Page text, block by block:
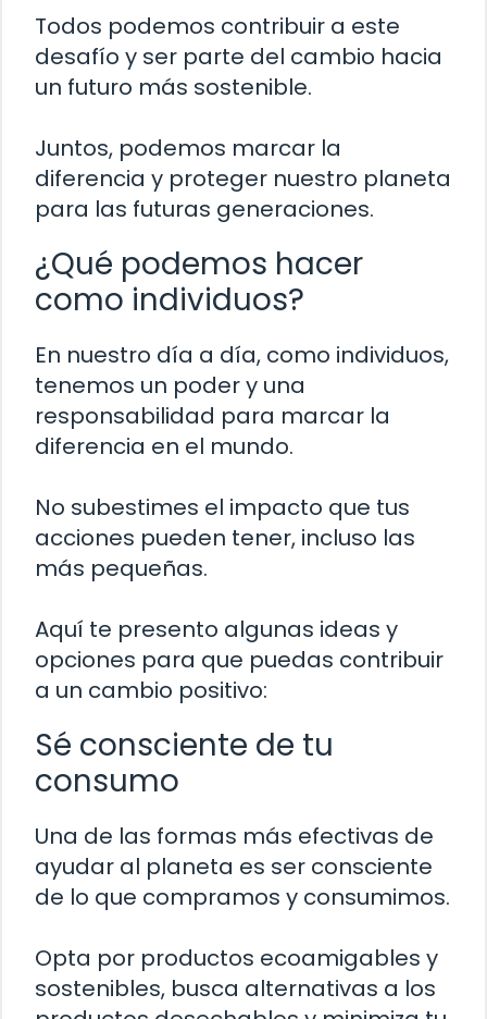
Todos podemos contribuir a este
desafío y ser parte del cambio hacia
un futuro más sostenible.
Juntos, podemos marcar la
diferencia y proteger nuestro planeta
para las futuras generaciones.
¿Qué podemos hacer
como individuos?
En nuestro día a día, como individuos,
tenemos un poder y una
responsabilidad para marcar la
diferencia en el mundo.
No subestimes el impacto que tus
acciones pueden tener, incluso las
más pequeñas.
Aquí te presento algunas ideas y
opciones para que puedas contribuir
a un cambio positivo:
Sé consciente de tu
consumo
Una de las formas más efectivas de
ayudar al planeta es ser consciente
de lo que compramos y consumimos.
Opta por productos ecoamigables y
sostenibles, busca alternativas a los